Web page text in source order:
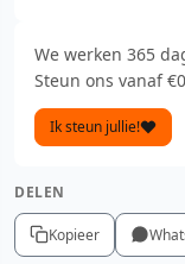
We werken 365
Steun ons vanaf
Ik steun jullie!
DELEN
Kopieer